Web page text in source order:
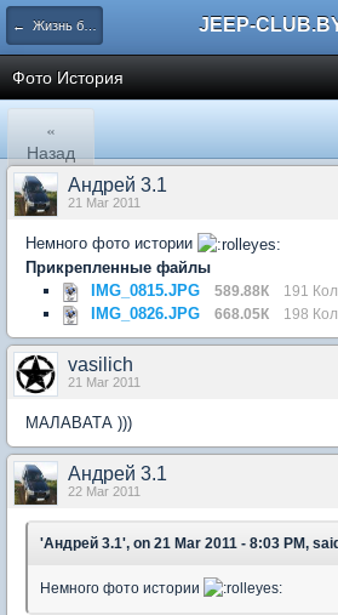
← Жизнь белорусского Jeep клуба JEEP-
Фото История
«
Назад
Андрей 3.1
21 Mar 2011
Немного фото истории
Прикрепленные файлы
IMG_0815.JPG
589.88К 191
IMG_0826.JPG 668.05К 198
vasilich
21 Mar 2011
МАЛАВАТА )))
Андрей 3.1
22 Mar 2011
'Андрей 3.1', on 21 Mar 2011 - 8:03 PM,
Немного фото истории